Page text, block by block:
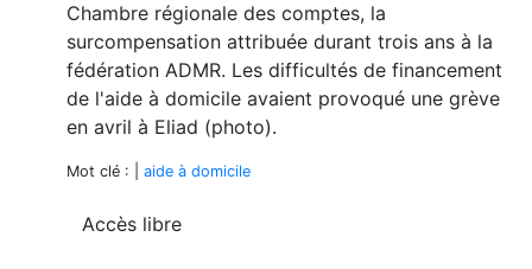
Chambre régionale des comptes, la
surcompensation attribuée durant trois ans à la
fédération ADMR. Les difficultés de financement
de l'aide à domicile avaient provoqué une grève
en avril à Eliad (photo).
Mot clé : | aide à domicile
Accès libre